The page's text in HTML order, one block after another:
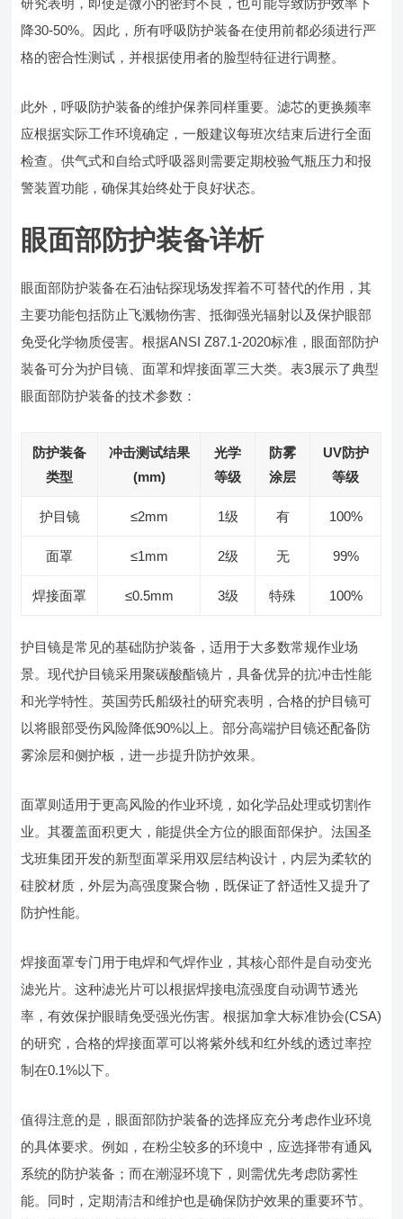
研究表明，即使是微小的密封不良，也可能导致防护效率下
降30-50%。因此，所有呼吸防护装备在使用前都必须进行严
格的密合性测试，并根据使用者的脸型特征进行调整。
此外，呼吸防护装备的维护保养同样重要。滤芯的更换频率
应根据实际工作环境确定，一般建议每班次结束后进行全面
检查。供气式和自给式呼吸器则需要定期校验气瓶压力和报
警装置功能，确保其始终处于良好状态。
眼面部防护装备详析
眼面部防护装备在石油钻探现场发挥着不可替代的作用，其
主要功能包括防止飞溅物伤害、抵御强光辐射以及保护眼部
免受化学物质侵害。根据ANSI Z87.1-2020标准，眼面部防护
装备可分为护目镜、面罩和焊接面罩三大类。表3展示了典型
眼面部防护装备的技术参数：
防护装备
类型
冲击测试结果
(mm)
光学
等级
防雾
涂层
UV防护
等级
护目镜 ≤2mm 1级 有 100%
面罩 ≤1mm 2级 无 99%
焊接面罩 ≤0.5mm 3级 特殊 100%
护目镜是常见的基础防护装备，适用于大多数常规作业场
景。现代护目镜采用聚碳酸酯镜片，具备优异的抗冲击性能
和光学特性。英国劳氏船级社的研究表明，合格的护目镜可
以将眼部受伤风险降低90%以上。部分高端护目镜还配备防
雾涂层和侧护板，进一步提升防护效果。
面罩则适用于更高风险的作业环境，如化学品处理或切割作
业。其覆盖面积更大，能提供全方位的眼面部保护。法国圣
戈班集团开发的新型面罩采用双层结构设计，内层为柔软的
硅胶材质，外层为高强度聚合物，既保证了舒适性又提升了
防护性能。
焊接面罩专门用于电焊和气焊作业，其核心部件是自动变光
滤光片。这种滤光片可以根据焊接电流强度自动调节透光
率，有效保护眼睛免受强光伤害。根据加拿大标准协会(CSA)
的研究，合格的焊接面罩可以将紫外线和红外线的透过率控
制在0.1%以下。
值得注意的是，眼面部防护装备的选择应充分考虑作业环境
的具体要求。例如，在粉尘较多的环境中，应选择带有通风
系统的防护装备；而在潮湿环境下，则需优先考虑防雾性
能。同时，定期清洁和维护也是确保防护效果的重要环节。